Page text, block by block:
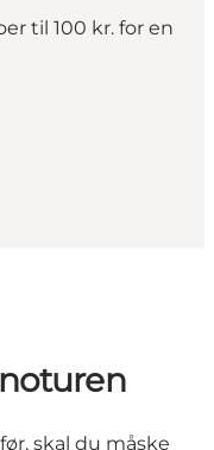
til 100 kr. for en
on_map
skal du måske